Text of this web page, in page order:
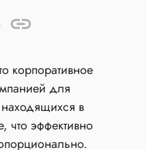
корпоративное
для
в
эффективно